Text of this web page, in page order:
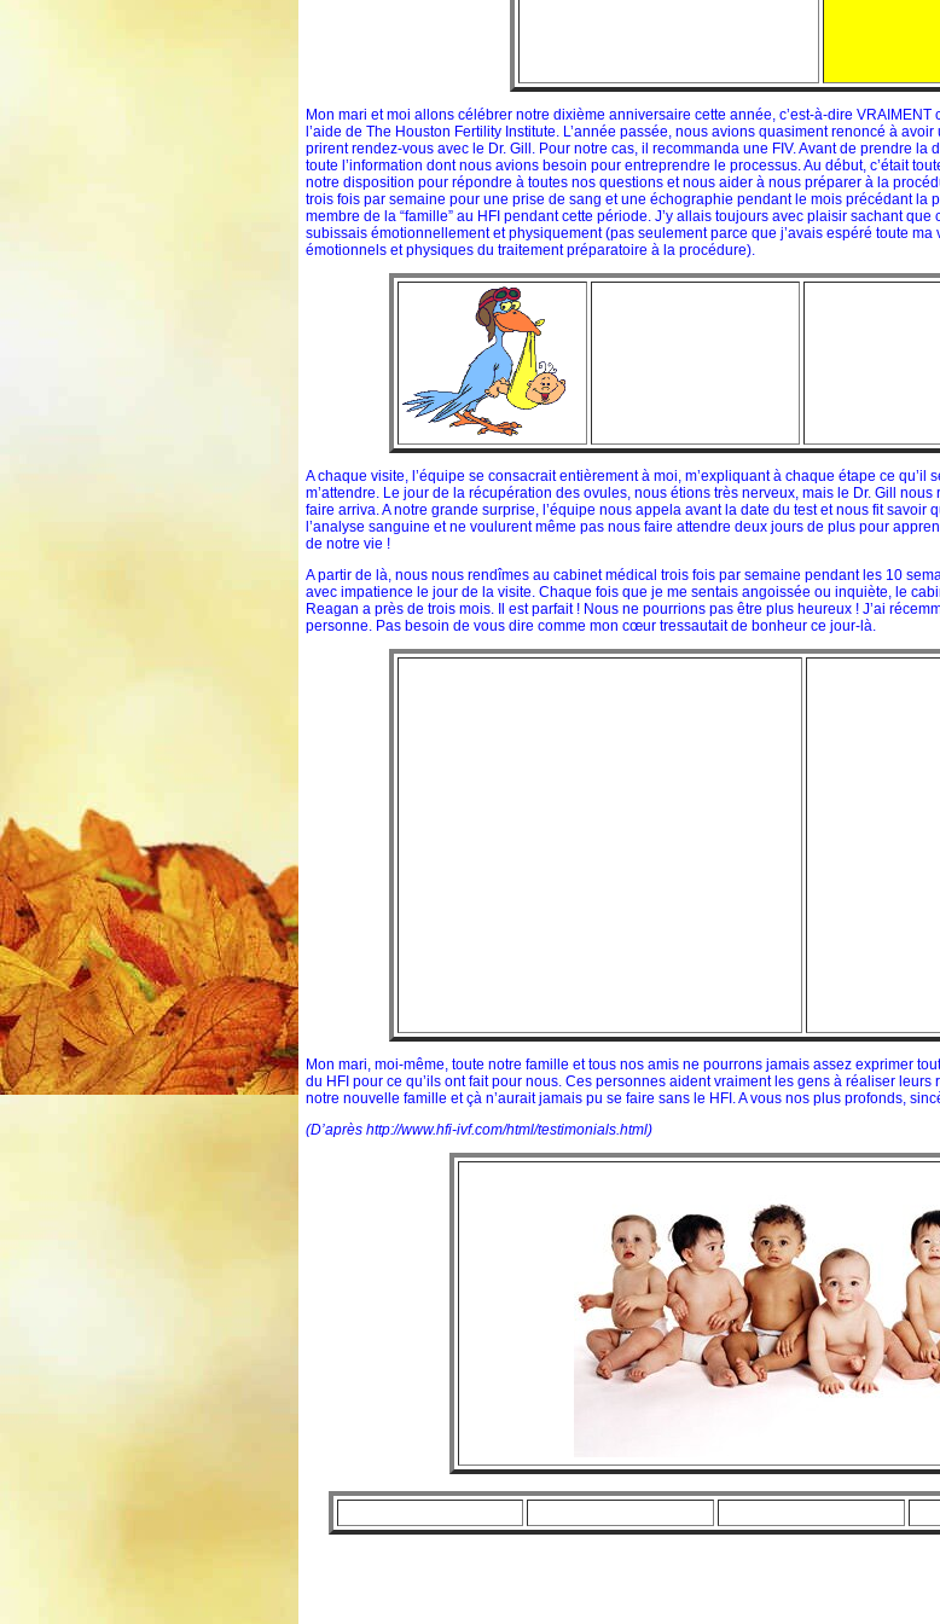
Mon mari et moi allons célébrer notre dixième anniversaire cette année, c’est-à-dire
l’aide de The Houston Fertility Institute. L’année passée, nous avions quasiment renoncé à
prirent rendez-vous avec le Dr. Gill. Pour notre cas, il recommanda une FIV. Avant de prendre
toute l’information dont nous avions besoin pour entreprendre le processus. Au début, c’était
notre disposition pour répondre à toutes nos questions et nous aider à nous préparer à la
trois fois par semaine pour une prise de sang et une échographie pendant le mois précédant la
membre de la “famille” au HFI pendant cette période. J’y allais toujours avec plaisir sachant
subissais émotionnellement et physiquement (pas seulement parce que j’avais espéré toute
émotionnels et physiques du traitement préparatoire à la procédure).
A chaque visite, l’équipe se consacrait entièrement à moi, m’expliquant à chaque étape ce
m’attendre. Le jour de la récupération des ovules, nous étions très nerveux, mais le Dr. Gill
faire arriva. A notre grande surprise, l’équipe nous appela avant la date du test et nous fit savoir
l’analyse sanguine et ne voulurent même pas nous faire attendre deux jours de plus pour
de notre vie !
A partir de là, nous nous rendîmes au cabinet médical trois fois par semaine pendant les 10
avec impatience le jour de la visite. Chaque fois que je me sentais angoissée ou inquiète, le
Reagan a près de trois mois. Il est parfait ! Nous ne pourrions pas être plus heureux ! J’ai
personne. Pas besoin de vous dire comme mon cœur tressautait de bonheur ce jour-là.
Mon mari, moi-même, toute notre famille et tous nos amis ne pourrons jamais assez exprimer
du HFI pour ce qu’ils ont fait pour nous. Ces personnes aident vraiment les gens à réaliser
notre nouvelle famille et çà n’aurait jamais pu se faire sans le HFI. A vous nos plus profonds,
(D’après http://www.hfi-ivf.com/html/testimonials.html)